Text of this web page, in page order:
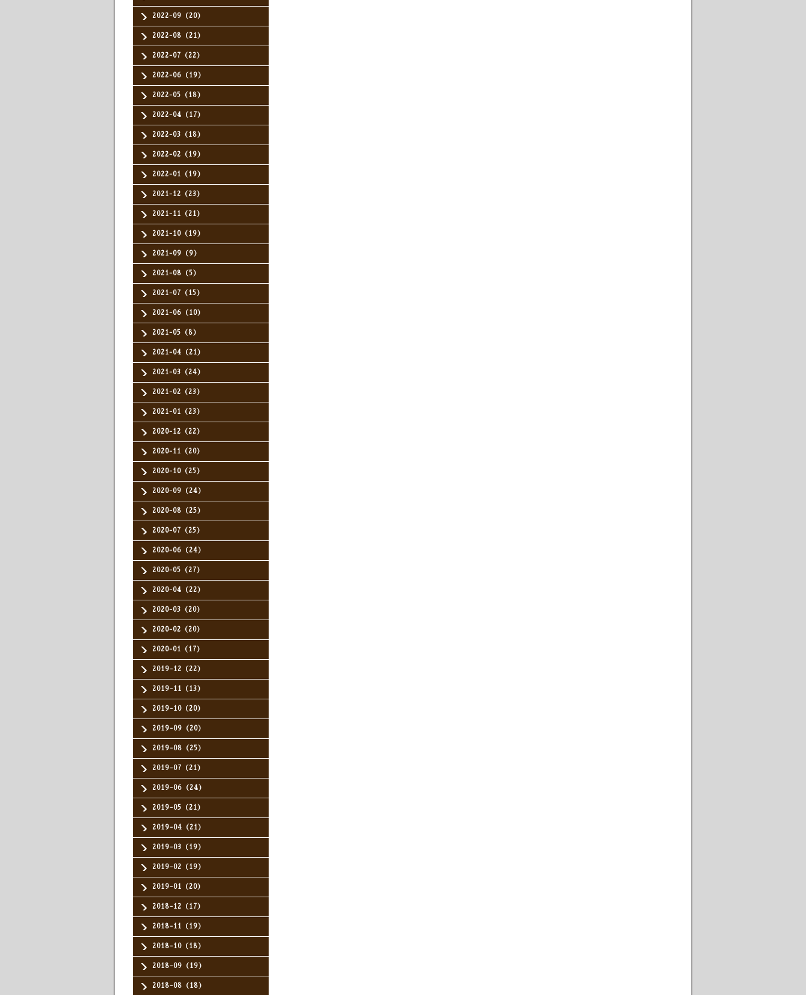
2022-09（20）
2022-08（21）
2022-07（22）
2022-06（19）
2022-05（18）
2022-04（17）
2022-03（18）
2022-02（19）
2022-01（19）
2021-12（23）
2021-11（21）
2021-10（19）
2021-09（9）
2021-08（5）
2021-07（15）
2021-06（10）
2021-05（8）
2021-04（21）
2021-03（24）
2021-02（23）
2021-01（23）
2020-12（22）
2020-11（20）
2020-10（25）
2020-09（24）
2020-08（25）
2020-07（25）
2020-06（24）
2020-05（27）
2020-04（22）
2020-03（20）
2020-02（20）
2020-01（17）
2019-12（22）
2019-11（13）
2019-10（20）
2019-09（20）
2019-08（25）
2019-07（21）
2019-06（24）
2019-05（21）
2019-04（21）
2019-03（19）
2019-02（19）
2019-01（20）
2018-12（17）
2018-11（19）
2018-10（18）
2018-09（19）
2018-08（18）